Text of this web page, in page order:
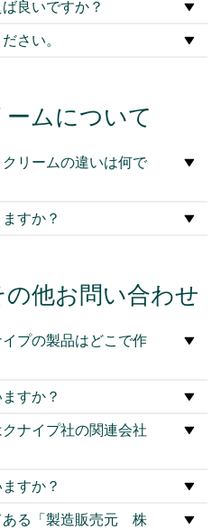
良いですか？
さい。
ムについて
リームの違いは何で
すか？
他お問い合わせ
プの製品はどこで作
すか？
ナイプ社の関連会社
すか？
ある「製造販売元 株